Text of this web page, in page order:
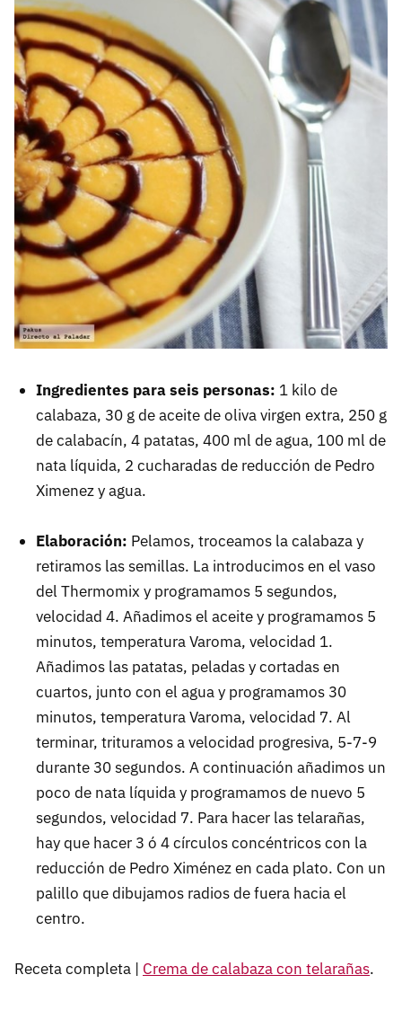
Ingredientes para seis personas: 1 kilo de
calabaza, 30 g de aceite de oliva virgen extra, 250 g
de calabacín, 4 patatas, 400 ml de agua, 100 ml de
nata líquida, 2 cucharadas de reducción de Pedro
Ximenez y agua.
Elaboración: Pelamos, troceamos la calabaza y
retiramos las semillas. La introducimos en el vaso
del Thermomix y programamos 5 segundos,
velocidad 4. Añadimos el aceite y programamos 5
minutos, temperatura Varoma, velocidad 1.
Añadimos las patatas, peladas y cortadas en
cuartos, junto con el agua y programamos 30
minutos, temperatura Varoma, velocidad 7. Al
terminar, trituramos a velocidad progresiva, 5-7-9
durante 30 segundos. A continuación añadimos un
poco de nata líquida y programamos de nuevo 5
segundos, velocidad 7. Para hacer las telarañas,
hay que hacer 3 ó 4 círculos concéntricos con la
reducción de Pedro Ximénez en cada plato. Con un
palillo que dibujamos radios de fuera hacia el
centro.
Receta completa | Crema de calabaza con telarañas.